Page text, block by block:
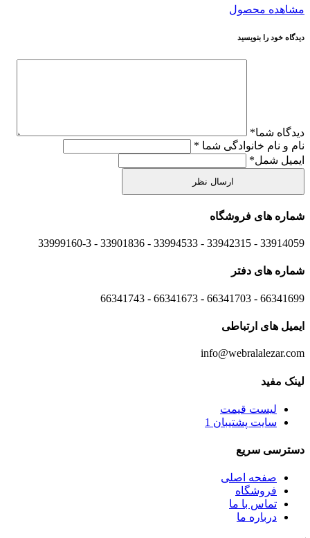
مشاهده محصول
دیدگاه خود را بنویسید
دیدگاه شما*
نام و نام خانوادگی شما *
ایمیل شمل*
شماره های فروشگاه
33914059 - 33942315 - 33994533 - 33901836 - 33999160-3 ​
شماره های دفتر
66341699 - 66341703 - 66341673 - 66341743
ایمیل های ارتباطی
info@webralalezar.com
لینک مفید
لیست قیمت
سایت پشتیبان 1
دسترسی سریع
صفحه اصلی
فروشگاه
تماس با ما
درباره ما